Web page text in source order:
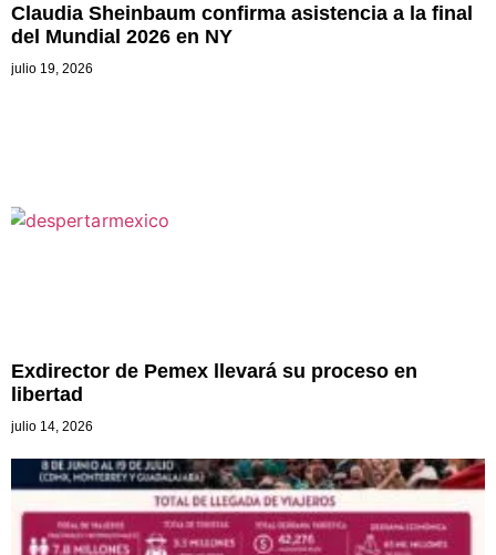
Claudia Sheinbaum confirma asistencia a la final
del Mundial 2026 en NY
julio 19, 2026
Exdirector de Pemex llevará su proceso en
libertad
julio 14, 2026